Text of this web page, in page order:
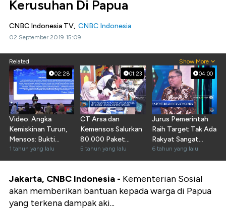
Kerusuhan Di Papua
CNBC Indonesia TV, CNBC Indonesia
02 September 2019 15:09
Related Show More
02:28
Video: Angka
Kemiskinan Turun,
Mensos: Bukti
Bansos Tepat
Sasaran
1 tahun yang lalu
01:23
CT Arsa dan
Kemensos Salurkan
80.000 Paket
Makanan
5 tahun yang lalu
04:00
Jurus Pemerintah
Raih Target Tak Ada
Rakyat Sangat
Miskin
6 tahun yang lalu
Jakarta, CNBC Indonesia - Kementerian Sosial
akan memberikan bantuan kepada warga di Papua
yang terkena dampak aki...